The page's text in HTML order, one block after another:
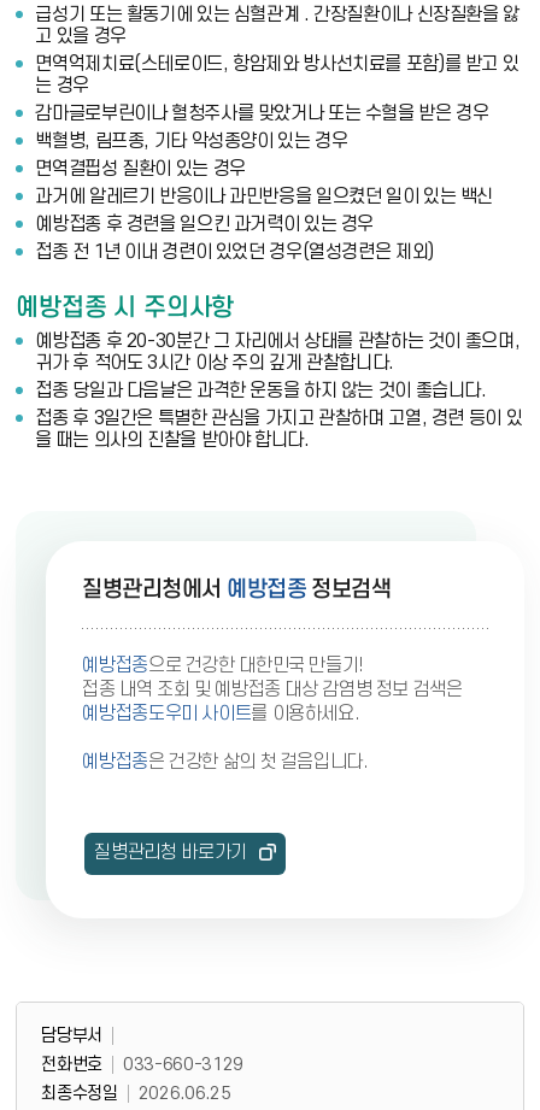
급성기 또는 활동기에 있는 심혈관계 . 간장질환이나 신장질환을 앓
고 있을 경우
면역억제치료(스테로이드, 항암제와 방사선치료를 포함)를 받고 있
는 경우
감마글로부린이나 혈청주사를 맞았거나 또는 수혈을 받은 경우
백혈병, 림프종, 기타 악성종양이 있는 경우
면역결핍성 질환이 있는 경우
과거에 알레르기 반응이나 과민반응을 일으켰던 일이 있는 백신
예방접종 후 경련을 일으킨 과거력이 있는 경우
접종 전 1년 이내 경련이 있었던 경우(열성경련은 제외)
예방접종 시 주의사항
예방접종 후 20-30분간 그 자리에서 상태를 관찰하는 것이 좋으며,
귀가 후 적어도 3시간 이상 주의 깊게 관찰합니다.
접종 당일과 다음날은 과격한 운동을 하지 않는 것이 좋습니다.
접종 후 3일간은 특별한 관심을 가지고 관찰하며 고열, 경련 등이 있
을 때는 의사의 진찰을 받아야 합니다.
질병관리청에서 예방접종정보검색
예방접종으로 건강한 대한민국 만들기!
접종 내역 조회 및 예방접종 대상 감염병 정보 검색은
예방접종도우미 사이트를 이용하세요.
예방접종은 건강한 삶의 첫 걸음입니다.
질병관리청 바로가기
담당부서 정보 담당부서 정보
담당부서
전화번호
033-660-3129
최종수정일
2026.06.25